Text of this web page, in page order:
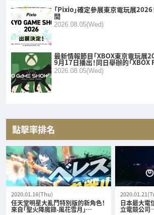
「Pixio」確定參展東京電玩展
間
2026.08.05(Wed)
最新情報節目「XBOX東京電玩展
9月17日播出！同日舉辦的「
2026.08.05(Wed)
點擊率排名
2020.01.16(Thu)
任天堂明星大亂鬥特別版的新角色！
來自「聖火降魔錄-風花雪月」…
日本最大電
立電競公